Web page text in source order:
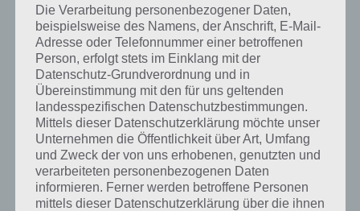
Kurze Begriffserklärung zur Lösung
Spritze
Die Verarbeitung personenbezogener Daten,
beispielsweise des Namens, der Anschrift, E-Mail-
Adresse oder Telefonnummer einer betroffenen
Person, erfolgt stets im Einklang mit der
Datenschutz-Grundverordnung und in
Übereinstimmung mit den für uns geltenden
landesspezifischen Datenschutzbestimmungen.
Mittels dieser Datenschutzerklärung möchte unser
Unternehmen die Öffentlichkeit über Art, Umfang
und Zweck der von uns erhobenen, genutzten und
verarbeiteten personenbezogenen Daten
informieren. Ferner werden betroffene Personen
mittels dieser Datenschutzerklärung über die ihnen